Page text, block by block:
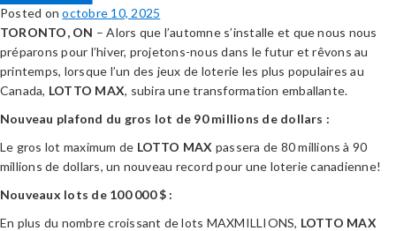
Posted onoctobre 10, 2025
TORONTO, ON – Alors que l’automne s’installe et que nous nous
préparons pour l’hiver, projetons-nous dans le futur et rêvons au
printemps, lorsque l’un des jeux de loterie les plus populaires au
Canada, LOTTO MAX, subira une transformation emballante.
Nouveau plafond du gros lot de 90 millions de dollars :
Le gros lot maximum de LOTTO MAX passera de 80 millions à 90
millions de dollars, un nouveau record pour une loterie canadienne!
Nouveaux lots de 100 000 $ :
En plus du nombre croissant de lots MAXMILLIONS, LOTTO MAX